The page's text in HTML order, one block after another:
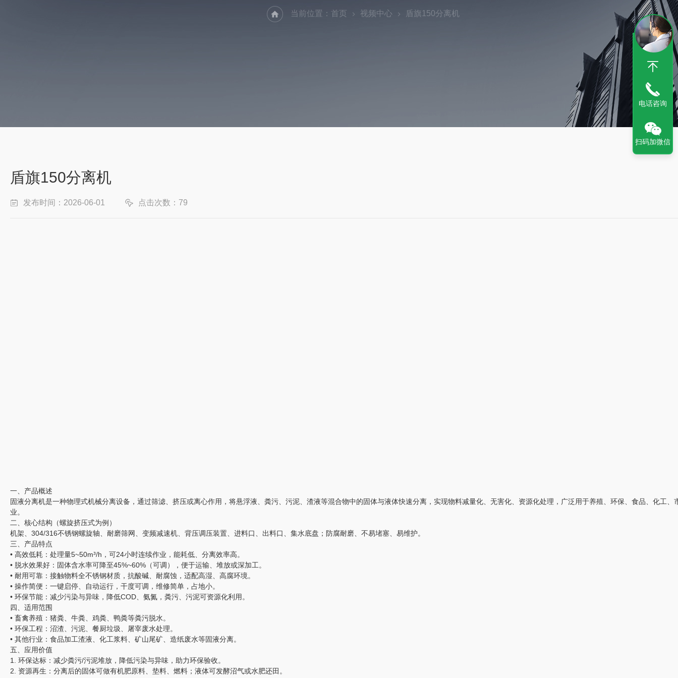
当前位置： 首页 视频中心 盾旗150分离机
盾旗150分离机
发布时间：2026-06-01 点击次数：79
一、产品概述
固液分离机是一种物理式机械分离设备，通过筛滤、挤压或离心作用，将悬浮液、粪污、污泥、渣液等混合物中的固体与液体快速分离，实现物料减量化、无害化、资源化处理，广泛用于养殖、环保、食品、化工、
业。
二、核心结构（螺旋挤压式为例）
机架、304/316不锈钢螺旋轴、耐磨筛网、变频减速机、背压调压装置、进料口、出料口、集水底盘；防腐耐磨、不易堵塞、易维护。
三、产品特点
• 高效低耗：处理量5~50m³/h，可24小时连续作业，能耗低、分离效率高。
• 脱水效果好：固体含水率可降至45%~60%（可调），便于运输、堆放或深加工。
• 耐用可靠：接触物料全不锈钢材质，抗酸碱、耐腐蚀，适配高湿、高腐环境。
• 操作简便：一键启停、自动运行，干度可调，维修简单，占地小。
• 环保节能：减少污染与异味，降低COD、氨氮，粪污、污泥可资源化利用。
四、适用范围
• 畜禽养殖：猪粪、牛粪、鸡粪、鸭粪等粪污脱水。
• 环保工程：沼渣、污泥、餐厨垃圾、屠宰废水处理。
• 其他行业：食品加工渣液、化工浆料、矿山尾矿、造纸废水等固液分离。
五、应用价值
1. 环保达标：减少粪污/污泥堆放，降低污染与异味，助力环保验收。
2. 资源再生：分离后的固体可做有机肥原料、垫料、燃料；液体可发酵沼气或水肥还田。
电话咨询
扫码加微信